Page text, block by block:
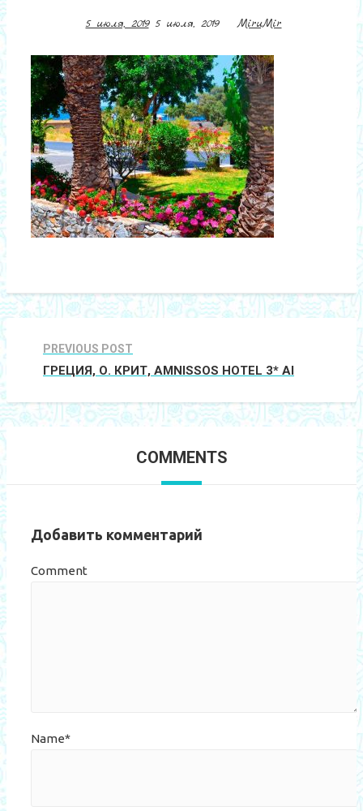
5 июля, 2019 5 июля, 2019 MiruMir
PREVIOUS POST
ГРЕЦИЯ, О. КРИТ, AMNISSOS HOTEL 3* AI
COMMENTS
Добавить комментарий
Comment
Name*